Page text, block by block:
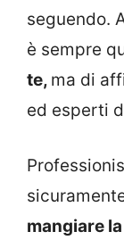
seguendo.
è sempre
te, ma di
ed esperti
mangiare